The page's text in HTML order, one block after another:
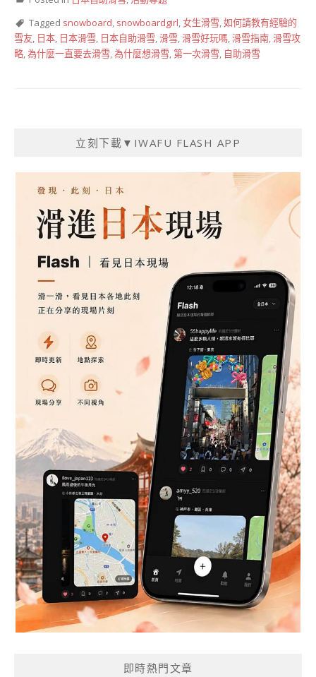
Tagged snowboard, snowboardgirl,女生滑雪,如何請教有經驗的
雪友, 日本, 日本滑雪, 日本自助滑雪,滑雪,滑雪好玩嗎,滑雪指南,滑雪攻
略,為什麼一直要去滑雪,為什麼想滑雪,第一次滑雪, 自助滑雪
立刻下載▼IWAFU FLASH APP
即時熱門文章